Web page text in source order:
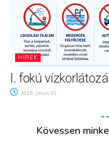
HÍREK
I. fokú
2026. július 31.
Kövessen